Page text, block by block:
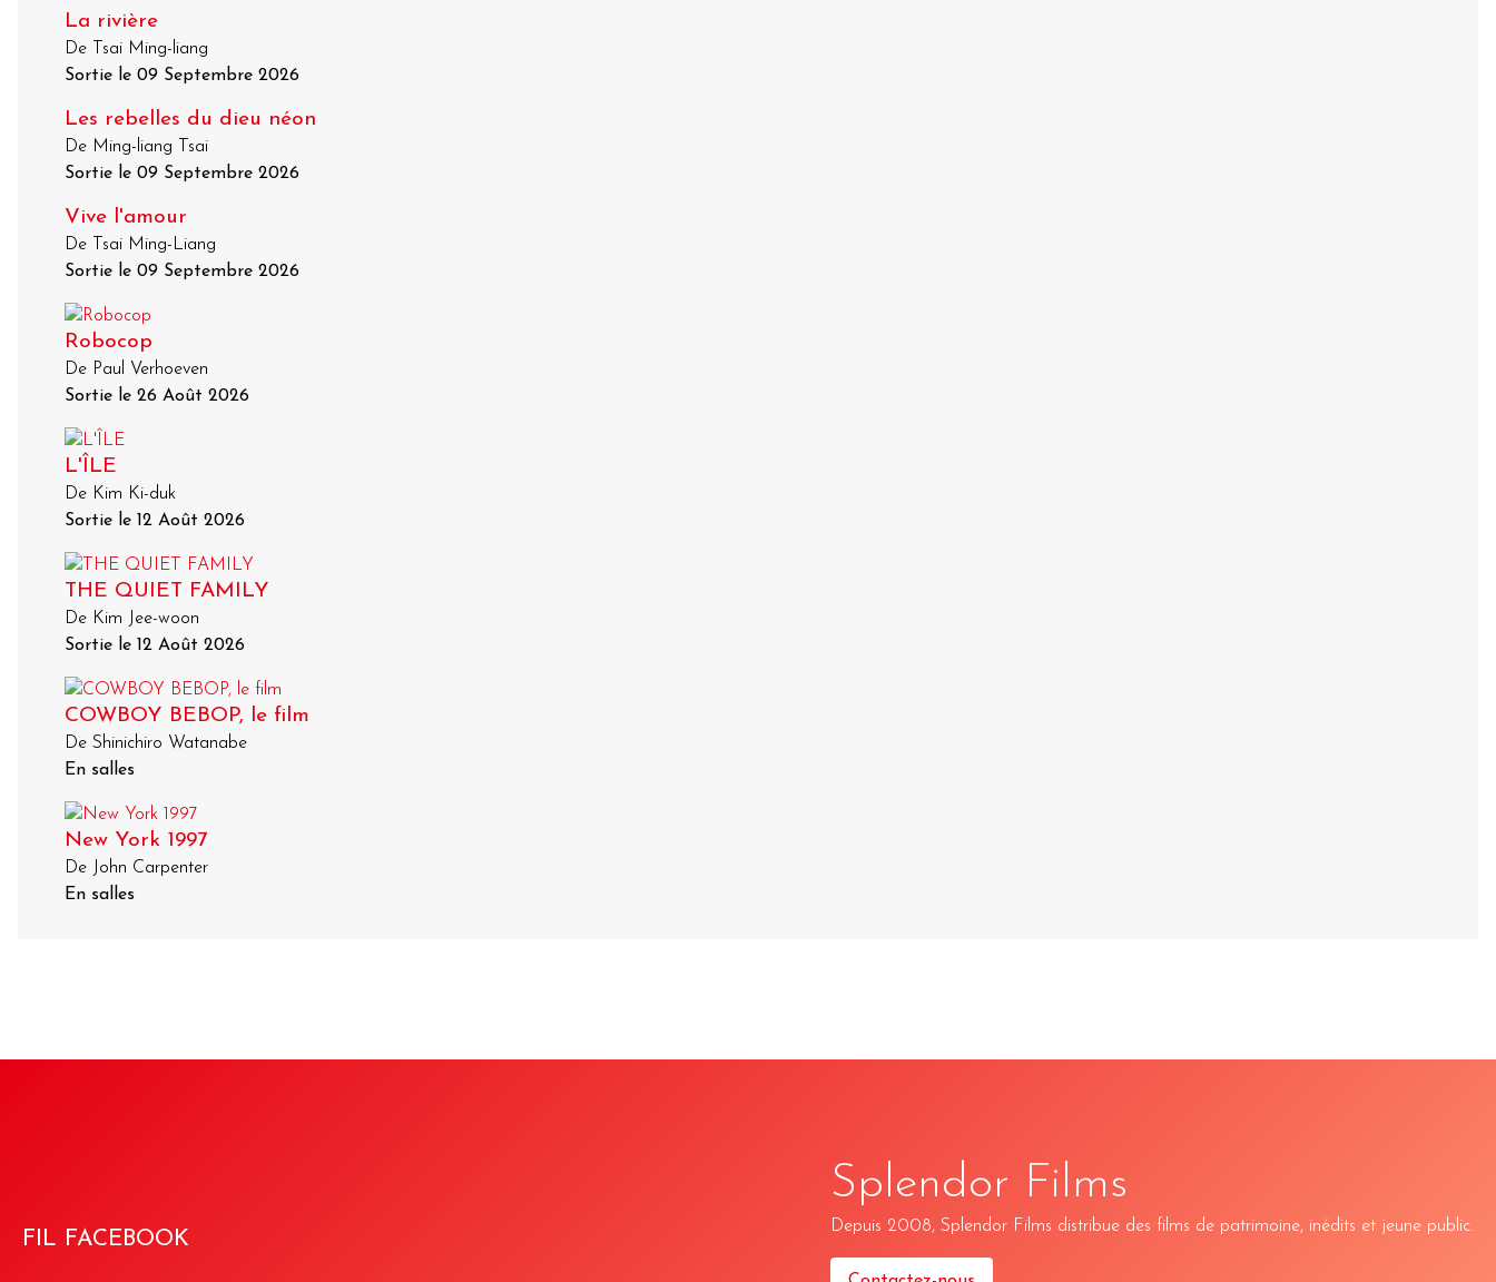
La rivière
De Tsai Ming-liang
Sortie le 09 Septembre 2026
Les rebelles du dieu néon
De Ming-liang Tsai
Sortie le 09 Septembre 2026
Vive l'amour
De Tsai Ming-Liang
Sortie le 09 Septembre 2026
Robocop
De Paul Verhoeven
Sortie le 26 Août 2026
L'ÎLE
De Kim Ki-duk
Sortie le 12 Août 2026
THE QUIET FAMILY
De Kim Jee-woon
Sortie le 12 Août 2026
COWBOY BEBOP, le film
De Shinichiro Watanabe
En salles
New York 1997
De John Carpenter
En salles
FIL FACEBOOK
Splendor Films
Depuis 2008, Splendor Films distribue des films de patrimoine, inédits et jeune public.